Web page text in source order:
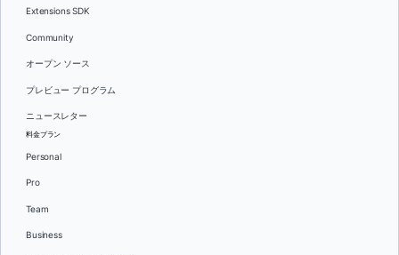
Extensions SDK
Community
オープン ソース
プレビュー プログラム
ニュースレター
料金プラン
Personal
Pro
Team
Business